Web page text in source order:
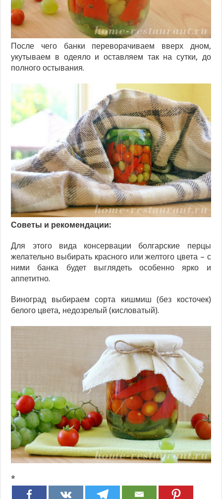
После чего банки переворачиваем вверх дном,
укутываем в одеяло и оставляем так на сутки, до
полного остывания.
Советы и рекомендации:
Для этого вида консервации болгарские перцы
желательно выбирать красного или желтого цвета – с
ними банка будет выглядеть особенно ярко и
аппетитно.
Виноград выбираем сорта кишмиш (без косточек)
белого цвета, недозрелый (кисловатый).
*